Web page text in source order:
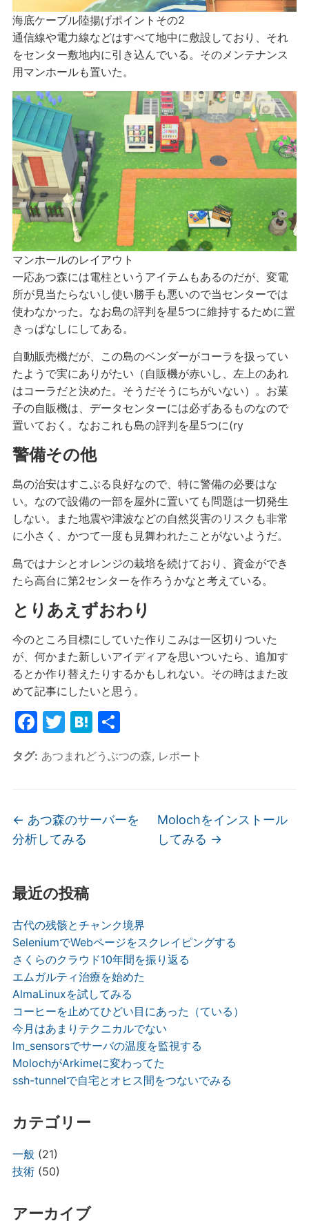
最近の投稿
古代の残骸とチャンク境界
SeleniumでWebページをスクレイピングする
さくらのクラウド10年間を振り返る
エムガルティ治療を始めた
AlmaLinuxを試してみる
コーヒーを止めてひどい目にあった（ている）
今月はあまりテクニカルでない
lm_sensorsでサーバの温度を監視する
MolochがArkimeに変わってた
ssh-tunnelで自宅とオヒス間をつないでみる
カテゴリー
一般(21)
技術(50)
アーカイブ
海底ケーブル陸揚げポイントその2
通信線や電力線などはすべて地中に敷設しており、それ
をセンター敷地内に引き込んでいる。そのメンテナンス
用マンホールも置いた。
マンホールのレイアウト
一応あつ森には電柱というアイテムもあるのだが、変電
所が見当たらないし使い勝手も悪いので当センターでは
使わなかった。なお島の評判を星5つに維持するために置
きっぱなしにしてある。
自動販売機だが、この島のベンダーがコーラを扱ってい
たようで実にありがたい（自販機が赤いし、左上のあれ
はコーラだと決めた。そうだそうにちがいない）。お菓
子の自販機は、データセンターには必ずあるものなので
置いておく。なおこれも島の評判を星5つに(ry
警備その他
島の治安はすこぶる良好なので、特に警備の必要はな
い。なので設備の一部を屋外に置いても問題は一切発生
しない。また地震や津波などの自然災害のリスクも非常
に小さく、かつて一度も見舞われたことがないようだ。
島ではナシとオレンジの栽培を続けており、資金ができ
たら高台に第2センターを作ろうかなと考えている。
とりあえずおわり
今のところ目標にしていた作りこみは一区切りついた
が、何かまた新しいアイディアを思いついたら、追加す
るとか作り替えたりするかもしれない。その時はまた改
めて記事にしたいと思う。
F
c
b
o
o
T
itt
H
e
共
タグ: あつまれどうぶつの森, レポート
← あつ森のサーバーを
分析してみる
Molochをインストール
してみる →